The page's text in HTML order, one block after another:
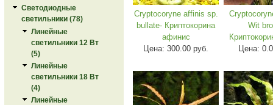
Светодиодные
светильники (78)
Линейные
светильники 12 Вт
(5)
Линейные
светильники 18 Вт
(4)
Линейные
Cryptocoryne affinis sp.
bullate- Криптокорина
афинис
Цена:300.00 руб.
Wit
Цена: